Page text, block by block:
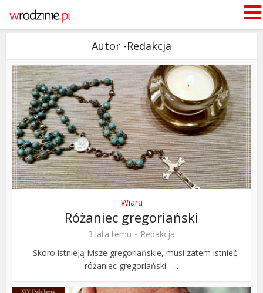
Autor -Redakcja
Wiara
Różaniec gregoriański
3 lata temu
Redakcja
– Skoro istnieją Msze gregoriańskie, musi zatem istnieć
różaniec gregoriański –...